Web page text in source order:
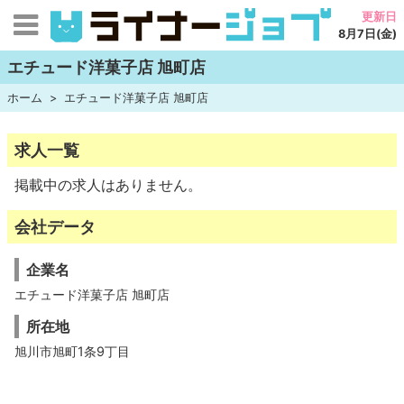
更新日
8月7日(金)
エチュード洋菓子店 旭町店
ホーム エチュード洋菓子店 旭町店
求人一覧
掲載中の求人はありません。
会社データ
企業名
エチュード洋菓子店 旭町店
所在地
旭川市旭町1条9丁目